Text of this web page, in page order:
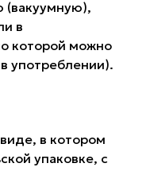
(вакуумную),
в
которой можно
употреблении).
в котором
упаковке, с